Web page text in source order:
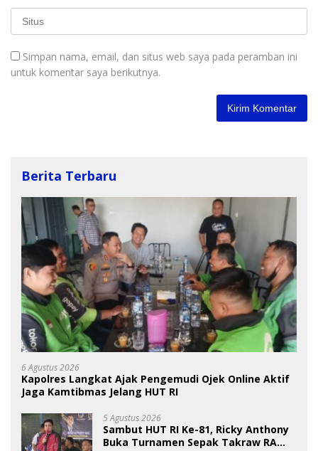
Simpan nama, email, dan situs web saya pada peramban ini
untuk komentar saya berikutnya.
Berita Terbaru
6 Agustus 2026
Kapolres Langkat Ajak Pengemudi Ojek Online Aktif
Jaga Kamtibmas Jelang HUT RI
5 Agustus 2026
Sambut HUT RI Ke-81, Ricky Anthony
Buka Turnamen Sepak Takraw RA